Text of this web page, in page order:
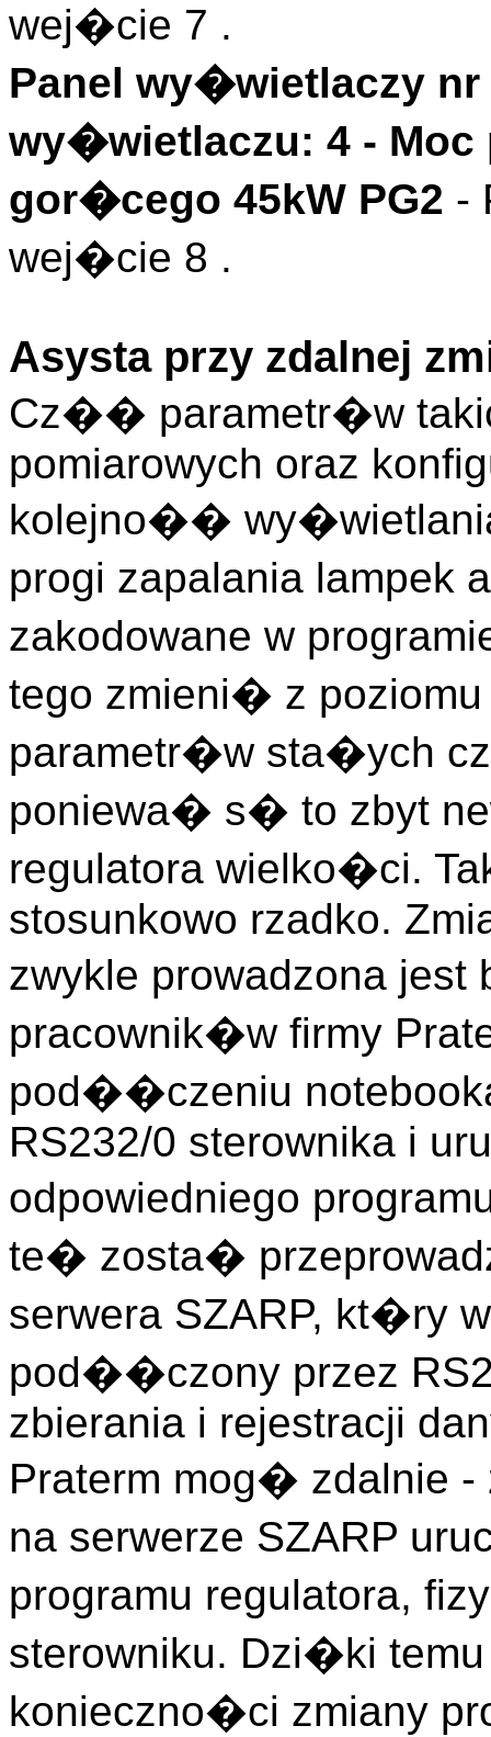
wej�cie 7 .
Panel wy�wietlaczy nr
wy�wietlaczu: 4 - Moc
gor�cego 45kW PG2 -
wej�cie 8 .
Asysta przy zdalnej
Cz�� parametr�w
pomiarowych oraz
kolejno��
progi zapalania lampek
zakodowane w
tego zmieni� z
parametr�w sta�ych
poniewa� s� to zbyt
regulatora wielko�ci.
stosunkowo rzadko.
zwykle prowadzona
pracownik�w firmy
pod��czeniu
RS232/0 sterownika i
odpowiedniego
te� zosta�
serwera SZARP, kt�ry
pod��czony przez
zbierania i rejestracji
Praterm mog� zdalnie -
na serwerze SZARP
programu regulatora,
sterowniku. Dzi�ki
konieczno�ci zmiany